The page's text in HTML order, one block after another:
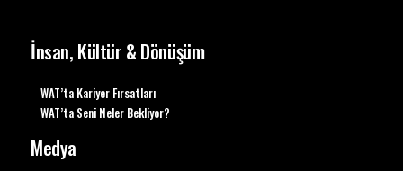
İnsan, Kültür & Dönüşüm
WAT’ta Kariyer Fırsatları
WAT’ta Seni Neler Bekliyor?
Medya